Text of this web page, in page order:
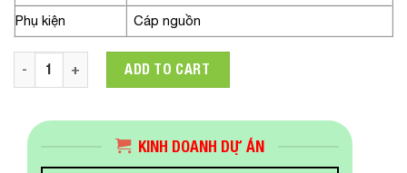
Phụ kiện Cáp nguồn
Màn hình LG 27GN800-B.ATV 27in UltraGear QHD IPS 1ms
ADD TO CART
KINH DOANH DỰ ÁN